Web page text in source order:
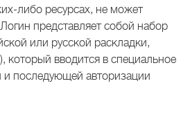
либо ресурсах, не может
представляет собой набор
или русской раскладки,
который вводится в специальное
и последующей авторизации